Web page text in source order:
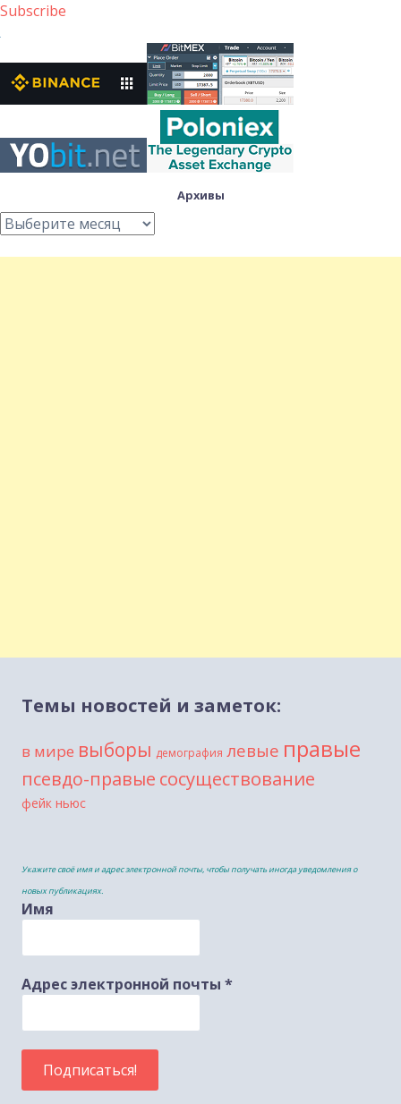
Subscribe
Архивы
Архивы
Темы новостей и заметок:
в мире выборы демография левые правые
псевдо-правые сосуществование
фейк ньюс
Укажите своё имя и адрес электронной почты, чтобы получать иногда уведомления о
новых публикациях.
Имя
Адрес электронной почты *